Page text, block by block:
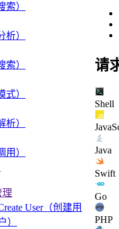
索）
析）
索）
式）
析）
用）
理
User（创建用
）
请
Shell
Java
Swift
Go
PHP